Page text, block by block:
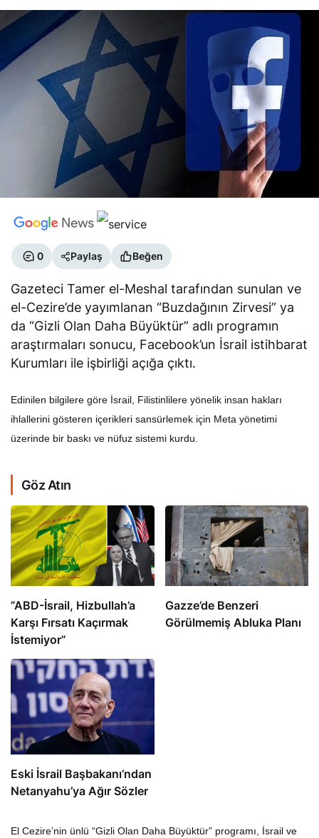
0 Paylaş Beğen
Gazeteci Tamer el-Meshal tarafından sunulan ve
el-Cezire’de yayımlanan “Buzdağının Zirvesi” ya
da “Gizli Olan Daha Büyüktür” adlı programın
araştırmaları sonucu, Facebook’un İsrail istihbarat
Kurumları ile işbirliği açığa çıktı.
Edinilen bilgilere göre İsrail, Filistinlilere yönelik insan hakları
ihlallerini gösteren içerikleri sansürlemek için Meta yönetimi
üzerinde bir baskı ve nüfuz sistemi kurdu.
Göz Atın
​​​​​​​”ABD-İsrail, Hizbullah’a
Karşı Fırsatı Kaçırmak
İstemiyor”
​​​​​​​Gazze’de Benzeri
Görülmemiş Abluka Planı
Eski İsrail Başbakanı’ndan
Netanyahu’ya Ağır Sözler
El Cezire’nin ünlü “Gizli Olan Daha Büyüktür” programı, İsrail ve